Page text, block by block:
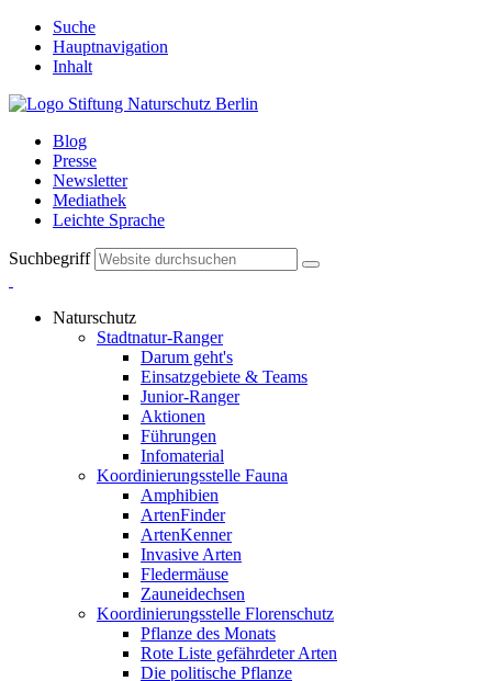
Suche
Hauptnavigation
Inhalt
Blog
Presse
Newsletter
Mediathek
Leichte Sprache
Suchbegriff
Naturschutz
Stadtnatur-Ranger
Darum geht's
Einsatzgebiete & Teams
Junior-Ranger
Aktionen
Führungen
Infomaterial
Koordinierungsstelle Fauna
Amphibien
ArtenFinder
ArtenKenner
Invasive Arten
Fledermäuse
Zauneidechsen
Koordinierungsstelle Florenschutz
Pflanze des Monats
Rote Liste gefährdeter Arten
Die politische Pflanze